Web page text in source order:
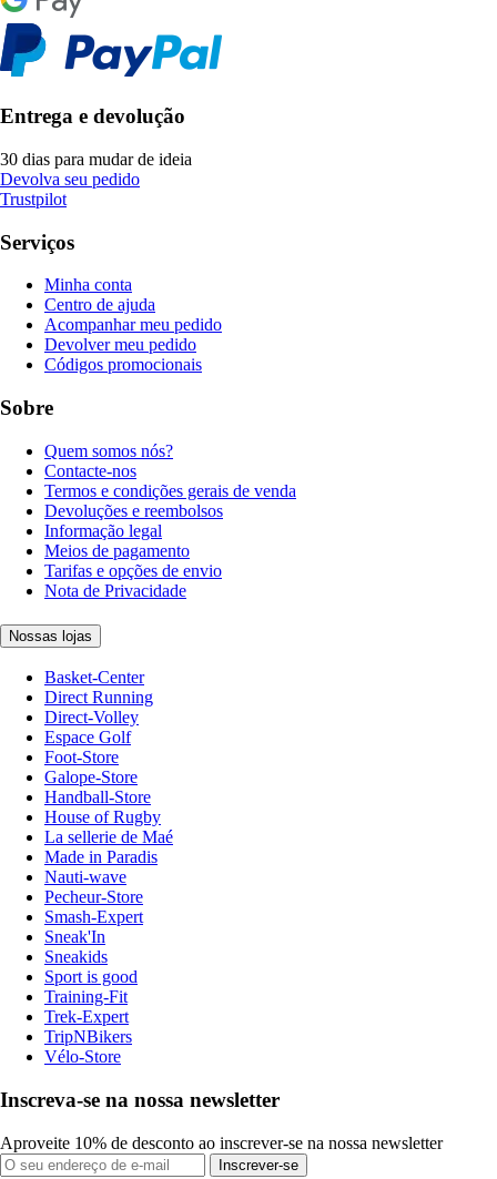
Entrega e devolução
30 dias para mudar de ideia
Devolva seu pedido
Trustpilot
Serviços
Minha conta
Centro de ajuda
Acompanhar meu pedido
Devolver meu pedido
Códigos promocionais
Sobre
Quem somos nós?
Contacte-nos
Termos e condições gerais de venda
Devoluções e reembolsos
Informação legal
Meios de pagamento
Tarifas e opções de envio
Nota de Privacidade
Nossas lojas
Basket-Center
Direct Running
Direct-Volley
Espace Golf
Foot-Store
Galope-Store
Handball-Store
House of Rugby
La sellerie de Maé
Made in Paradis
Nauti-wave
Pecheur-Store
Smash-Expert
Sneak'In
Sneakids
Sport is good
Training-Fit
Trek-Expert
TripNBikers
Vélo-Store
Inscreva-se na nossa newsletter
Aproveite 10% de desconto ao inscrever-se na nossa newsletter
Inscrever-se